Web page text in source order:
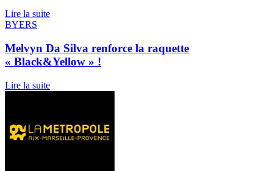
Lire la suite
BYERS
Melvyn Da Silva renforce la raquette
« Black&Yellow » !
Lire la suite